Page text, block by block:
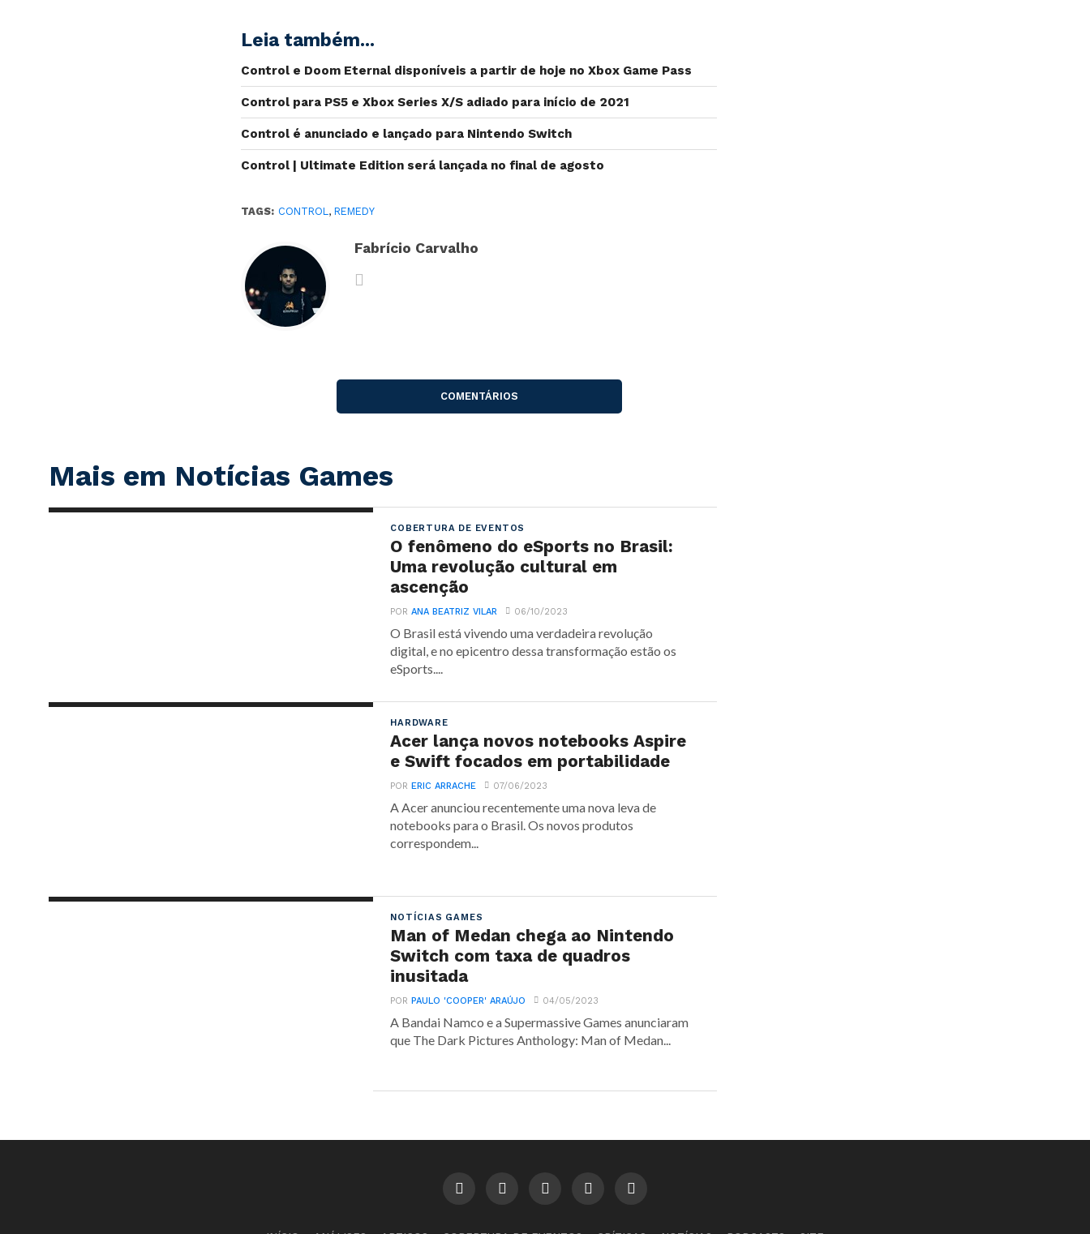
Leia também...
Control e Doom Eternal disponíveis a partir de hoje no Xbox Game Pass
Control para PS5 e Xbox Series X/S adiado para início de 2021
Control é anunciado e lançado para Nintendo Switch
Control | Ultimate Edition será lançada no final de agosto
TAGS: CONTROL,REMEDY
Fabrício Carvalho
COMENTÁRIOS
Mais em Notícias Games
COBERTURA DE EVENTOS
O fenômeno do eSports no Brasil:
Uma revolução cultural em
ascenção
PORANA BEATRIZ VILAR 06/10/2023
O Brasil está vivendo uma verdadeira revolução
digital, e no epicentro dessa transformação estão os
eSports....
HARDWARE
Acer lança novos notebooks Aspire
e Swift focados em portabilidade
PORERIC ARRACHE 07/06/2023
A Acer anunciou recentemente uma nova leva de
notebooks para o Brasil. Os novos produtos
correspondem...
NOTÍCIAS GAMES
Man of Medan chega ao Nintendo
Switch com taxa de quadros
inusitada
PORPAULO 'COOPER' ARAÚJO 04/05/2023
A Bandai Namco e a Supermassive Games anunciaram
que The Dark Pictures Anthology: Man of Medan...